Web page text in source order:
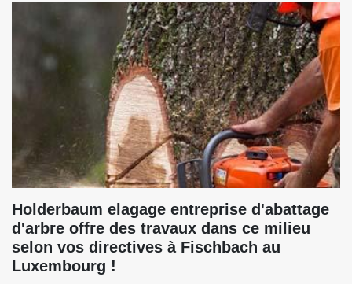
Holderbaum elagage entreprise d'abattage
d'arbre offre des travaux dans ce milieu
selon vos directives à Fischbach au
Luxembourg !